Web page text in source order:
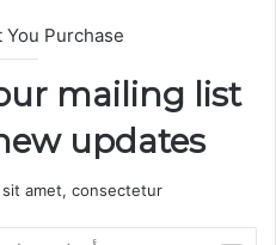
Purchase
mailing list
updates!
amet, consectetur.